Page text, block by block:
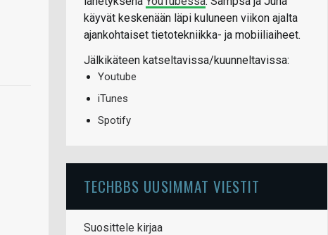
käyvät keskenään läpi kuluneen viikon ajalta
ajankohtaiset tietotekniikka- ja mobiiliaiheet.
Jälkikäteen katseltavissa/kuunneltavissa:
Youtube
iTunes
Spotify
TECHBBS UUSIMMAT VIESTIT
Suosittele kirjaa